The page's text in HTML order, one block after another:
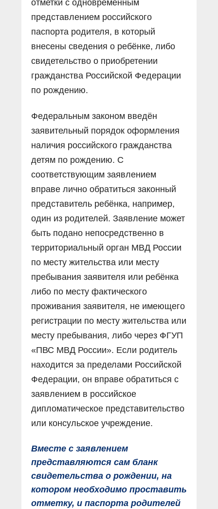
отметки с одновременным
представлением российского
паспорта родителя, в который
внесены сведения о ребёнке, либо
свидетельство о приобретении
гражданства Российской Федерации
по рождению.
Федеральным законом введён
заявительный порядок оформления
наличия российского гражданства
детям по рождению. С
соответствующим заявлением
вправе лично обратиться законный
представитель ребёнка, например,
один из родителей. Заявление может
быть подано непосредственно в
территориальный орган МВД России
по месту жительства или месту
пребывания заявителя или ребёнка
либо по месту фактического
проживания заявителя, не имеющего
регистрации по месту жительства или
месту пребывания, либо через ФГУП
«ПВС МВД России». Если родитель
находится за пределами Российской
Федерации, он вправе обратиться с
заявлением в российское
дипломатическое представительство
или консульское учреждение.
Вместе с заявлением
представляются сам бланк
свидетельства о рождении, на
котором необходимо проставить
отметку, и паспорта родителей